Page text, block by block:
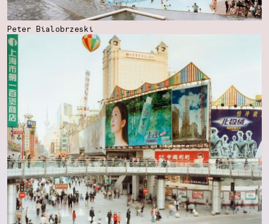
Peter Bialobrzeski